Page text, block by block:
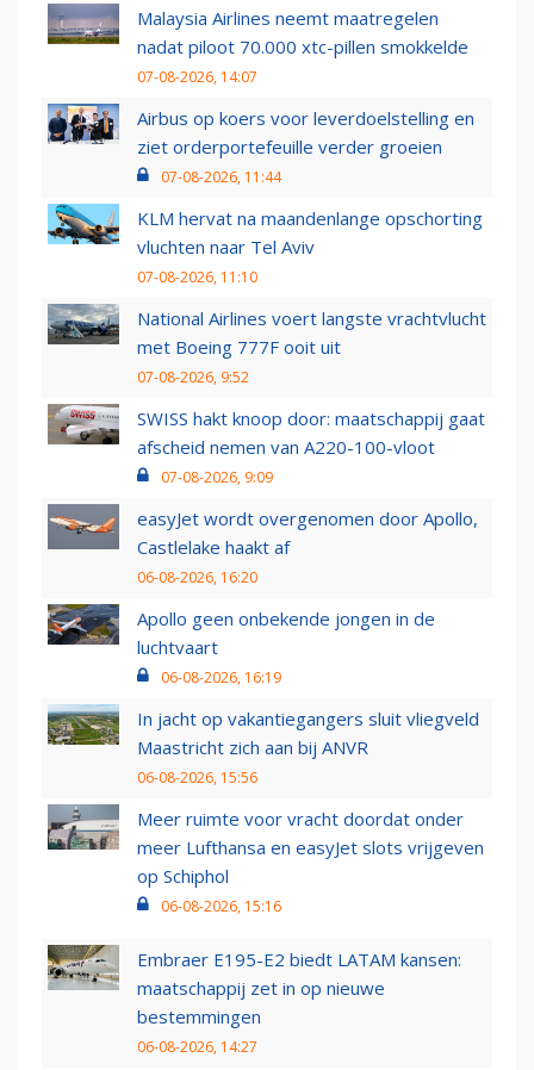
Malaysia Airlines neemt maatregelen
nadat piloot 70.000 xtc-pillen smokkelde
07-08-2026, 14:07
Airbus op koers voor leverdoelstelling en
ziet orderportefeuille verder groeien
07-08-2026, 11:44
KLM hervat na maandenlange opschorting
vluchten naar Tel Aviv
07-08-2026, 11:10
National Airlines voert langste vrachtvlucht
met Boeing 777F ooit uit
07-08-2026, 9:52
SWISS hakt knoop door: maatschappij gaat
afscheid nemen van A220-100-vloot
07-08-2026, 9:09
easyJet wordt overgenomen door Apollo,
Castlelake haakt af
06-08-2026, 16:20
Apollo geen onbekende jongen in de
luchtvaart
06-08-2026, 16:19
In jacht op vakantiegangers sluit vliegveld
Maastricht zich aan bij ANVR
06-08-2026, 15:56
Meer ruimte voor vracht doordat onder
meer Lufthansa en easyJet slots vrijgeven
op Schiphol
06-08-2026, 15:16
Embraer E195-E2 biedt LATAM kansen:
maatschappij zet in op nieuwe
bestemmingen
06-08-2026, 14:27